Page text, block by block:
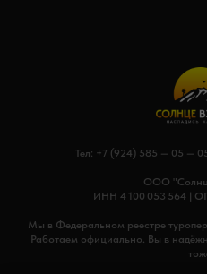
Тел: +7 (924) 585 — 05 —
ООО
ИНН 4 100 053 564 |
Мы в Федеральном реестре
Работаем официально. Вы в